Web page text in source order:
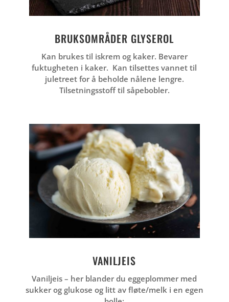
BRUKSOMRÅDER GLYSEROL
Kan brukes til iskrem og kaker. Bevarer
fuktugheten i kaker. Kan tilsettes vannet til
juletreet for å beholde nålene lengre.
Tilsetningsstoff til såpebobler.
VANILJEIS
Vaniljeis – her blander du eggeplommer med
sukker og glukose og litt av fløte/melk i en egen